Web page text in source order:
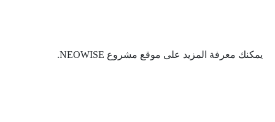
يمكنك معرفة المزيد على موقع مشروع NEOWISE.